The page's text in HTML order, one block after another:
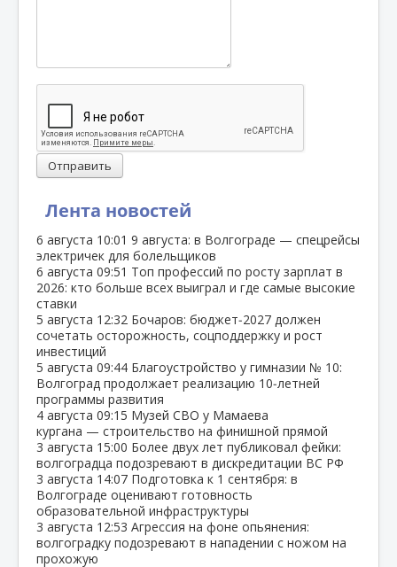
Лента новостей
6 августа 10:01 9 августа: в Волгограде — спецрейсы
электричек для болельщиков
6 августа 09:51 Топ профессий по росту зарплат в
2026: кто больше всех выиграл и где самые высокие
ставки
5 августа 12:32 Бочаров: бюджет‑2027 должен
сочетать осторожность, соцподдержку и рост
инвестиций
5 августа 09:44 Благоустройство у гимназии № 10:
Волгоград продолжает реализацию 10‑летней
программы развития
4 августа 09:15 Музей СВО у Мамаева
кургана — строительство на финишной прямой
3 августа 15:00 Более двух лет публиковал фейки:
волгоградца подозревают в дискредитации ВС РФ
3 августа 14:07 Подготовка к 1 сентября: в
Волгограде оценивают готовность
образовательной инфраструктуры
3 августа 12:53 Агрессия на фоне опьянения:
волгоградку подозревают в нападении с ножом на
прохожую
Отправить